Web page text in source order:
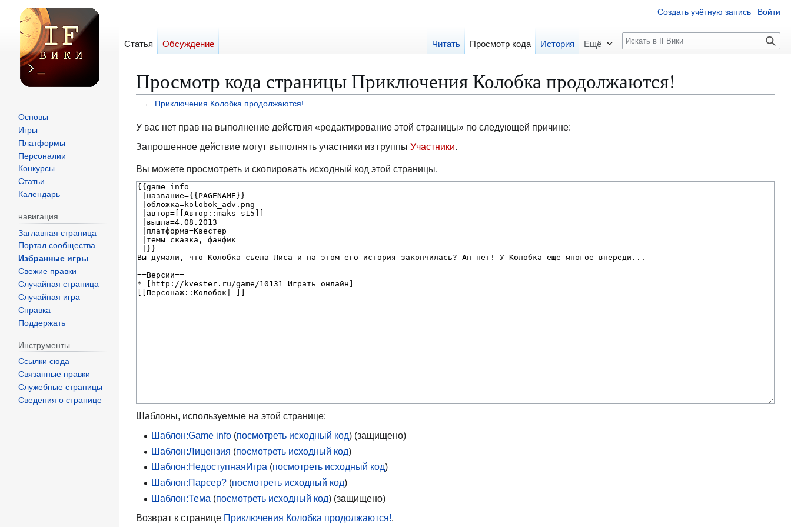
Просмотр кода страницы Приключения Колобка продолжаются!
← Приключения Колобка продолжаются!
Перейти
к
навигации
Перейти
к
поиску
У вас нет прав на выполнение действия «редактирование этой страницы» по следующей причине:
Запрошенное действие могут выполнять участники из группы Участники.
Вы можете просмотреть и скопировать исходный код этой страницы.
Шаблоны, используемые на этой странице:
Шаблон:Game info(посмотреть исходный код) (защищено)
Шаблон:Лицензия (посмотреть исходный код)
Шаблон:НедоступнаяИгра (посмотреть исходный код)
Шаблон:Парсер?(посмотреть исходный код)
Шаблон:Тема (посмотреть исходный код) (защищено)
Возврат к странице Приключения Колобка продолжаются!.
Создать учётную запись Войти
Статья Обсуждение Читать Просмотр кода История Ещё
П
о
с
к
Основы
Игры
Платформы
Персоналии
Конкурсы
Статьи
Календарь
навигация
Заглавная страница
Портал сообщества
Избранные игры
Свежие правки
Случайная страница
Случайная игра
Справка
Поддержать
Инструменты
Ссылки сюда
Связанные правки
Служебные страницы
Сведения о странице